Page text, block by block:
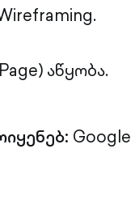
აწყობა.